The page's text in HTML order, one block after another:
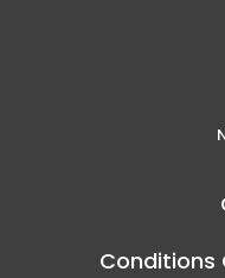
Conditions